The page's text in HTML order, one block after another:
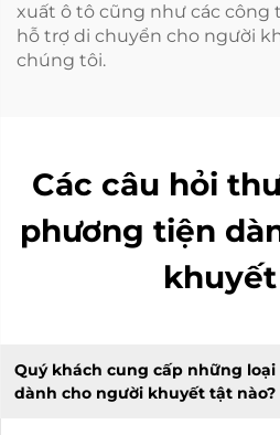
xuất ô tô cũng như các công
hỗ trợ di chuyển cho người
chúng tôi.
Các câu hỏi
phương tiện
Quý khách cung cấp những
dành cho người khuyết tật nào?